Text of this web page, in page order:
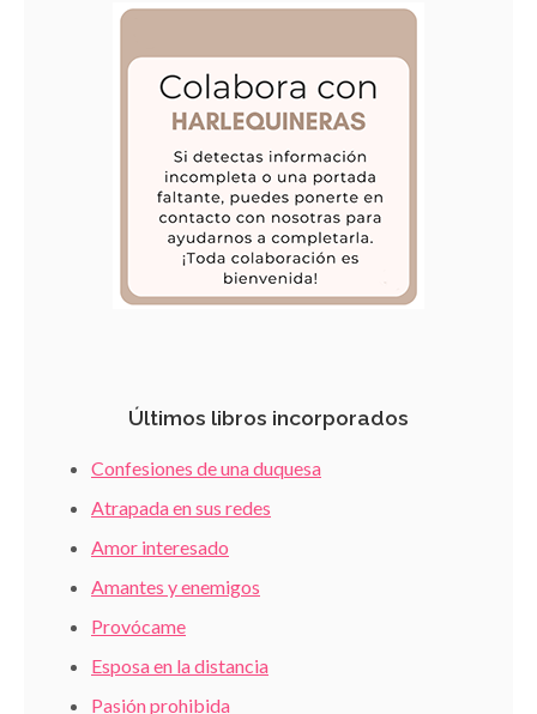
Últimos libros incorporados
Confesiones de una duquesa
Atrapada en sus redes
Amor interesado
Amantes y enemigos
Provócame
Esposa en la distancia
Pasión prohibida